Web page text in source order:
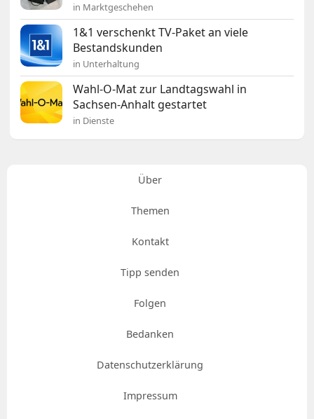
in Marktgeschehen
1&1 verschenkt TV-Paket an viele
Bestandskunden
in Unterhaltung
Wahl-O-Mat zur Landtagswahl in
Sachsen-Anhalt gestartet
in Dienste
Über
Themen
Kontakt
Tipp senden
Folgen
Bedanken
Datenschutzerklärung
Impressum